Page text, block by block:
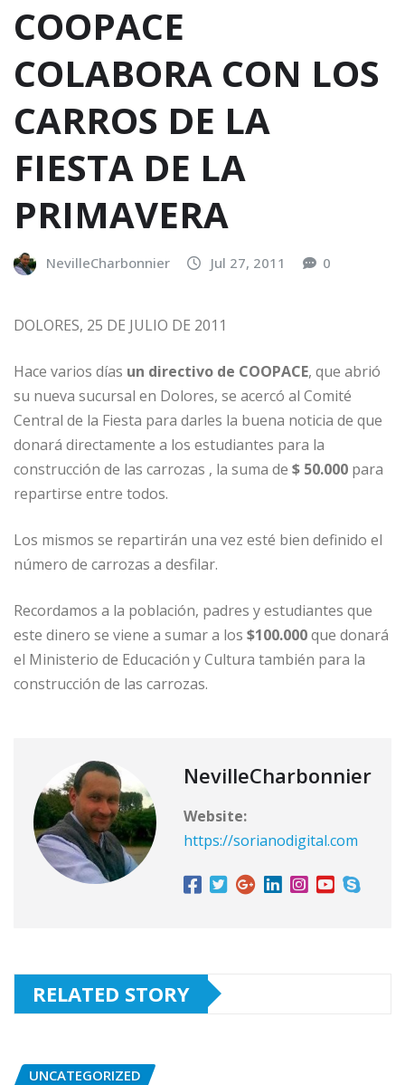
COOPACE
COLABORA CON LOS
CARROS DE LA
FIESTA DE LA
PRIMAVERA
NevilleCharbonnier Jul 27, 2011 0
DOLORES, 25 DE JULIO DE 2011
Hace varios días un directivo de COOPACE, que abrió
su nueva sucursal en Dolores, se acercó al Comité
Central de la Fiesta para darles la buena noticia de que
donará directamente a los estudiantes para la
construcción de las carrozas , la suma de $ 50.000 para
repartirse entre todos.
Los mismos se repartirán una vez esté bien definido el
número de carrozas a desfilar.
Recordamos a la población, padres y estudiantes que
este dinero se viene a sumar a los $100.000que donará
el Ministerio de Educación y Cultura también para la
construcción de las carrozas.
NevilleCharbonnier
Website:
https://sorianodigital.com
RELATED STORY
UNCATEGORIZED